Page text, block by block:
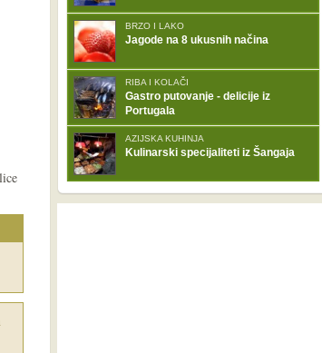
BRZO I LAKO
Jagode na 8 ukusnih načina
RIBA I KOLAČI
Gastro putovanje - delicije iz
Portugala
AZIJSKA KUHINJA
Kulinarski specijaliteti iz Šangaja